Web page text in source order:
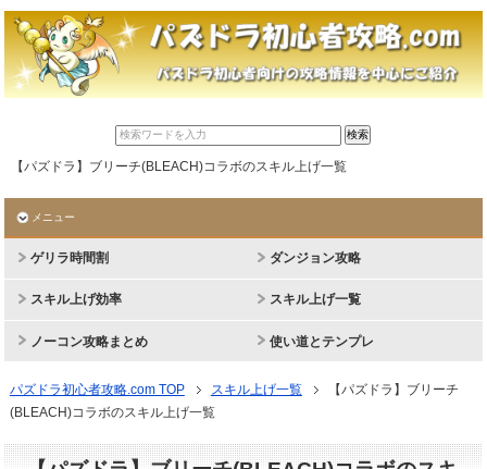
【パズドラ】ブリーチ(BLEACH)コラボのスキル上げ一覧
メニュー
ゲリラ時間割 ダンジョン攻略
スキル上げ効率 スキル上げ一覧
ノーコン攻略まとめ 使い道とテンプレ
パズドラ初心者攻略.com TOP スキル上げ一覧
【パズドラ】ブリーチ
(BLEACH)コラボのスキル上げ一覧